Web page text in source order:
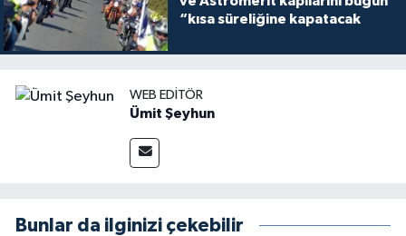
“kısa süreliğine kapatacak
WEB EDITÖR
Ümit Şeyhun
Bunlar da ilginizi çekebilir